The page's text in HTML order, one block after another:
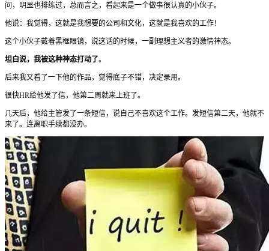
问，明显也排练过，总而言之，看起来是一个做事很认真的小伙子。
他说：我觉得，这就是我想要的公司和文化，这就是我喜欢的工作！
这个小伙子戴着黑框眼镜，说这话的时候，一副理想主义者的激情神态。
坦白说，我被这种神态打动了。
后来我又看了一下他的作品，觉得底子不错，决定录用。
很快HR给他发了信，他第二周就来上班了。
几天后，他给主管发了一条短信，说自己不喜欢这个工作。发短信第二天，他就不
来了。连离职手续都没办。